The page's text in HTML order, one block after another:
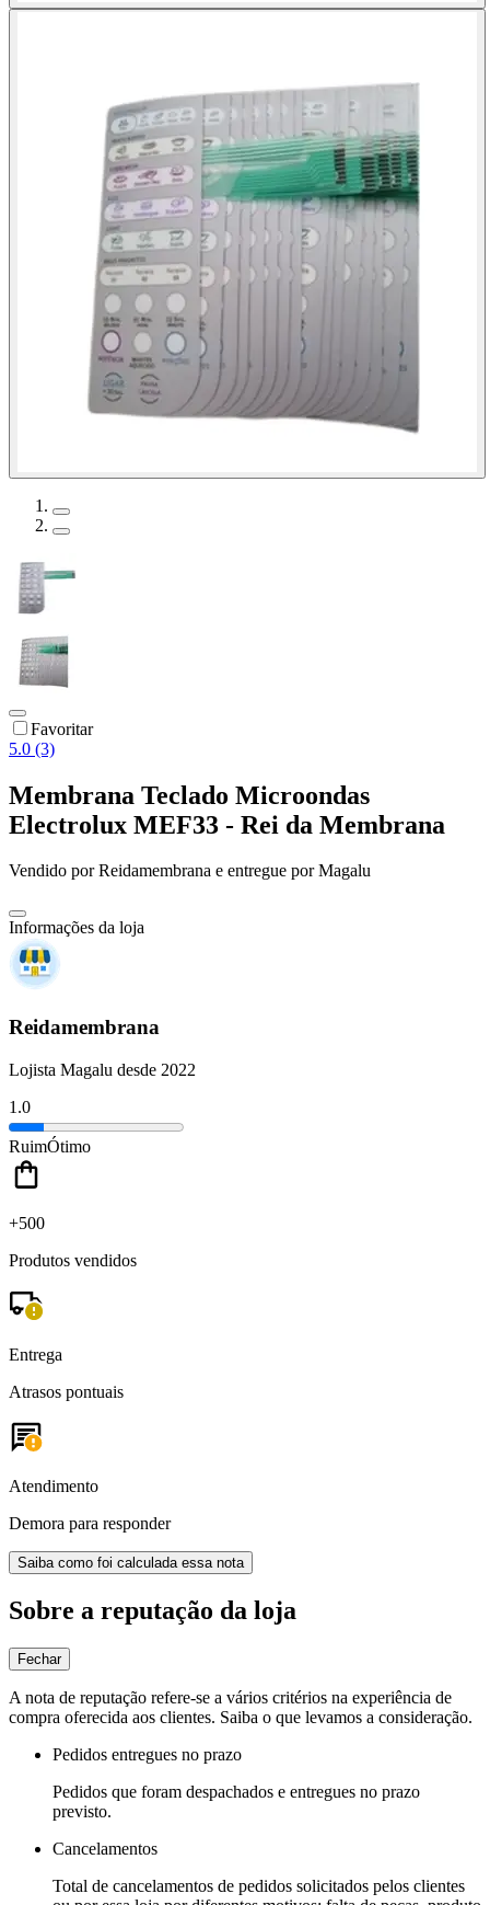
Favoritar
5.0 (3)
Membrana Teclado Microondas
Electrolux MEF33 - Rei da Membrana
Vendido porReidamembrana e entregue por Magalu
Informações da loja
Reidamembrana
Lojista Magalu desde 2022
1.0
RuimÓtimo
+500
Produtos vendidos
Entrega
Atrasos pontuais
Atendimento
Demora para responder
Saiba como foi calculada essa nota
Sobre a reputação da loja
Fechar
A nota de reputação refere-se a vários critérios na experiência de
compra oferecida aos clientes. Saiba o que levamos a consideração.
Pedidos entregues no prazo
Pedidos que foram despachados e entregues no prazo
previsto.
Cancelamentos
Total de cancelamentos de pedidos solicitados pelos clientes